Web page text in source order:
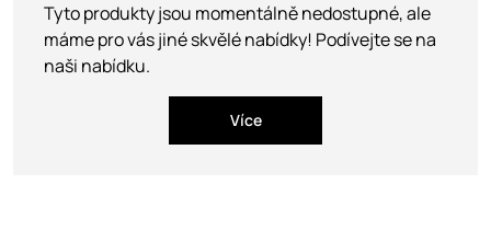
Tyto produkty jsou momentálně nedostupné, ale
máme pro vás jiné skvělé nabídky! Podívejte se na
naši nabídku.
Více